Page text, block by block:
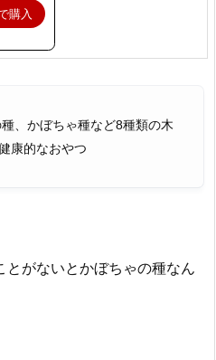
購入
、かぼちゃ種など8種類の木
康的なおやつ
とがないとかぼちゃの種なん